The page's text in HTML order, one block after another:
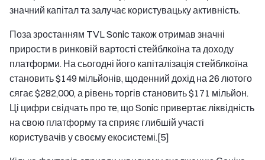
значний капітал та залучає користувацьку активність.
Поза зростанням TVL Sonic також отримав значні
прирости в ринковій вартості стейблкоїна та доходу
платформи. На сьогодні його капіталізація стейблкоїна
становить $149 мільйонів, щоденний дохід на 26 лютого
сягає $282,000, а рівень торгів становить $171 мільйон.
Ці цифри свідчать про те, що Sonic привертає ліквідність
на свою платформу та сприяє глибшій участі
користувачів у своєму екосистемі.[5]